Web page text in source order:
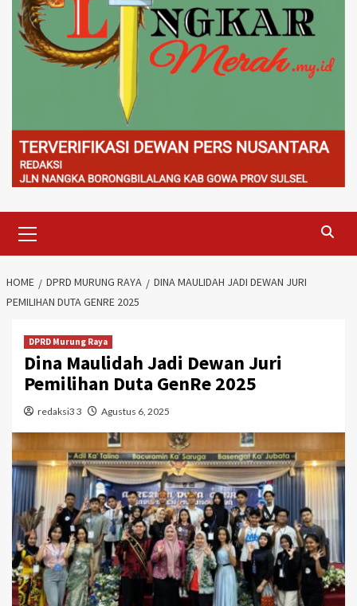
Menu
HOME DPRD MURUNG RAYA
DINA MAULIDAH JADI DEWAN JURI
PEMILIHAN DUTA GENRE 2025
DPRD Murung Raya
Dina Maulidah Jadi Dewan Juri
Pemilihan Duta GenRe 2025
redaksi3 3 Agustus 6, 2025